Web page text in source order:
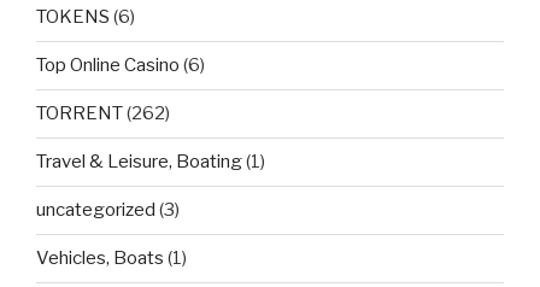
TOKENS (6)
Top Online Casino (6)
TORRENT(262)
Travel & Leisure, Boating(1)
uncategorized (3)
Vehicles, Boats (1)